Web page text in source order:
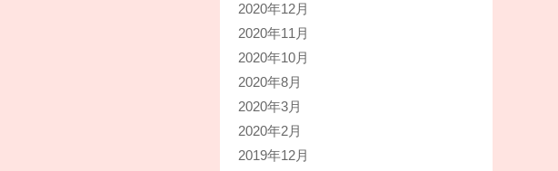
2020年12月
2020年11月
2020年10月
2020年8月
2020年3月
2020年2月
2019年12月